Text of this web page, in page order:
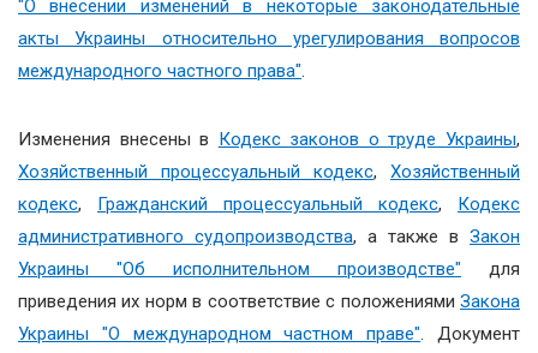
"О внесении изменений в некоторые законодательные
акты Украины относительно урегулирования вопросов
международного частного права".
Изменения внесены в Кодекс законов о труде Украины,
Хозяйственный процессуальный кодекс, Хозяйственный
кодекс, Гражданский процессуальный кодекс, Кодекс
административного судопроизводства, а также в Закон
Украины "Об исполнительном производстве" для
приведения их норм в соответствие с положениями Закона
Украины "О международном частном праве". Документ